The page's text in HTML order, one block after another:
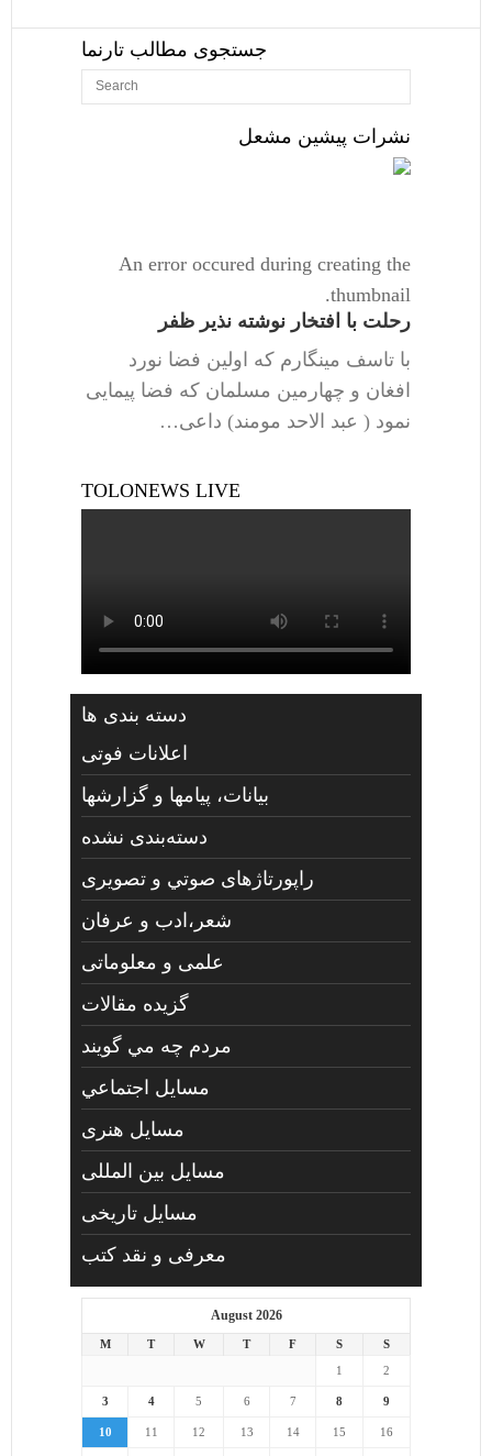
جستجوی مطالب تارنما
نشرات پیشین مشعل
An error occured during creating the
thumbnail.
رحلت با افتخار نوشته نذیر ظفر
با تاسف مینگارم که اولین فضا نورد
افغان و چهارمین مسلمان که فضا پیمایی
نمود ( عبد الاحد مومند) داعی…
TOLONEWS LIVE
دسته بندی ها
اعلانات فوتی
بیانات، پیامها و گزارشها
دسته‌بندی نشده
راپورتاژهای صوتي و تصويری
شعر،ادب و عرفان
علمی و معلوماتی
گزیده مقالات
مردم چه مي گويند
مسايل اجتماعي
مسايل هنری
مسایل بین المللی
مسایل تاریخی
معرفی و نقد کتب
August 2026
M T W T F S
S
1
2
3 4 5 6 7 8 9
10 11 12 13 14 15 16